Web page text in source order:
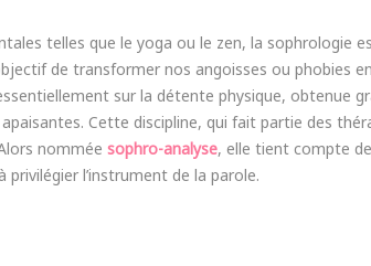
telles que le yoga ou le zen, la sophrologie
de transformer nos angoisses ou phobies
sur la détente physique, obtenue
Cette discipline, qui fait partie des
nommée sophro-analyse, elle tient compte
l’instrument de la parole.